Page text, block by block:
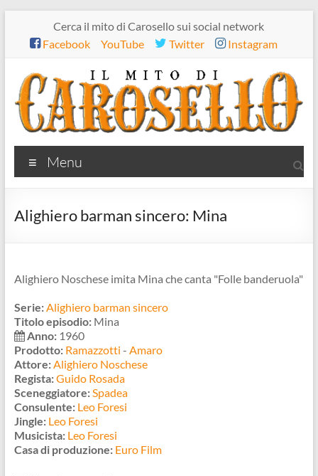
contenuto
Cerca il mito di Carosello sui social network
Facebook
YouTube Twitter Instagram
Il
mito
di
Carosello
Menu
Alighiero barman sincero: Mina
Alighiero Noschese imita Mina che canta "Folle banderuola"
Serie:Alighiero barman sincero
Titolo episodio:Mina
Anno:1960
Prodotto: Ramazzotti - Amaro
Attore:Alighiero Noschese
Regista:Guido Rosada
Sceneggiatore:Spadea
Consulente: Leo Foresi
Jingle: Leo Foresi
Musicista: Leo Foresi
Casa di produzione: Euro Film